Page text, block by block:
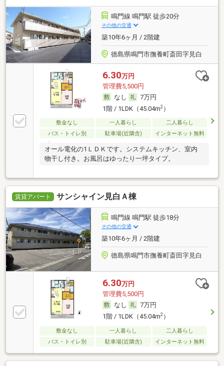
鳴門線 鳴門駅 徒歩20分
その他の交通
築10年6ヶ月 / 2階建
徳島県鳴門市撫養町斎田字見白
6.30万円
管理費5,500円
なし
7万円
1階 / 1LDK（45.04m2）
敷金なし 一人暮らし
二人暮らし
バス・トイレ別
駐車場(近隣含) インターネット無料
オール電化の1ＬＤＫです。システムキッチン、室内
物干し付き。お風呂はゆったり一坪タイプ。
賃貸アパート サンシャイン見白Ａ棟
鳴門線 鳴門駅 徒歩18分
その他の交通
築10年6ヶ月 / 2階建
徳島県鳴門市撫養町斎田字見白
6.30万円
管理費5,500円
なし
7万円
1階 / 1LDK（45.04m2）
敷金なし 一人暮らし
二人暮らし
バス・トイレ別
駐車場(近隣含) インターネット無料